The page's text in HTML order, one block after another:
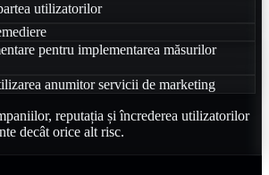
utilizatorilor
pentru implementarea măsurilor
anumitor servicii de marketing
reputația și încrederea utilizatorilor
decât orice alt risc.